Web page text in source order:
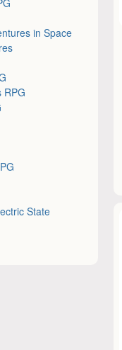
in Space
RPG
State